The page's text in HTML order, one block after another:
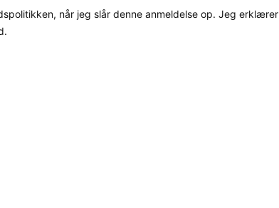
når jeg slår denne anmeldelse op. Jeg erklærer